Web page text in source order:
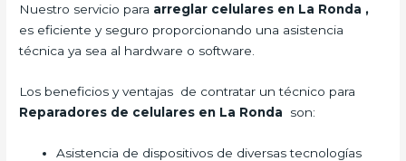
Nuestro servicio para arreglar celulares en La Ronda ,
es eficiente y seguro proporcionando una asistencia
técnica ya sea al hardware o software.
Los beneficios y ventajas de contratar un técnico para
Reparadores de celulares en La Ronda son:
Asistencia de dispositivos de diversas tecnologías